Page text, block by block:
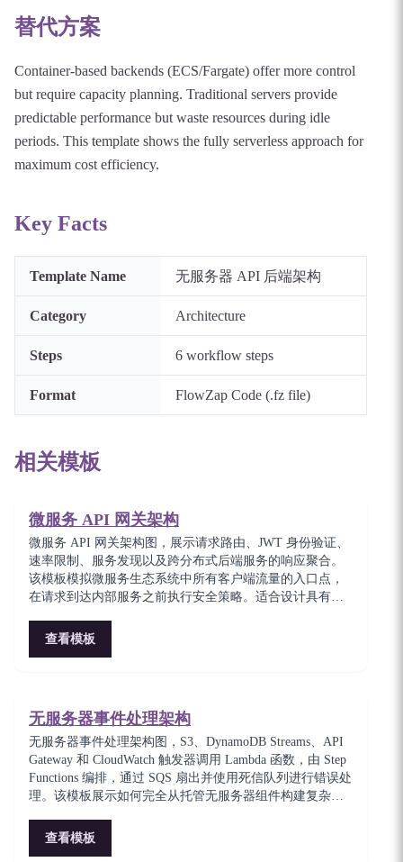
替代方案
Container-based backends (ECS/Fargate) offer more control
but require capacity planning. Traditional servers provide
predictable performance but waste resources during idle
periods. This template shows the fully serverless approach for
maximum cost efficiency.
Key Facts
Template Name 无服务器 API 后端架构
Category Architecture
Steps 6 workflow steps
Format FlowZap Code (.fz file)
相关模板
微服务 API 网关架构
微服务 API 网关架构图，展示请求路由、JWT 身份验证、
速率限制、服务发现以及跨分布式后端服务的响应聚合。
该模板模拟微服务生态系统中所有客户端流量的入口点，
在请求到达内部服务之前执行安全策略。适合设计具有集
查看模板
无服务器事件处理架构
无服务器事件处理架构图，S3、DynamoDB Streams、API
Gateway 和 CloudWatch 触发器调用 Lambda 函数，由 Step
Functions 编排，通过 SQS 扇出并使用死信队列进行错误处
理。该模板展示如何完全从托管无服务器组件构建复杂的
性扩展和内置容错能力的数据处理工作流。
查看模板